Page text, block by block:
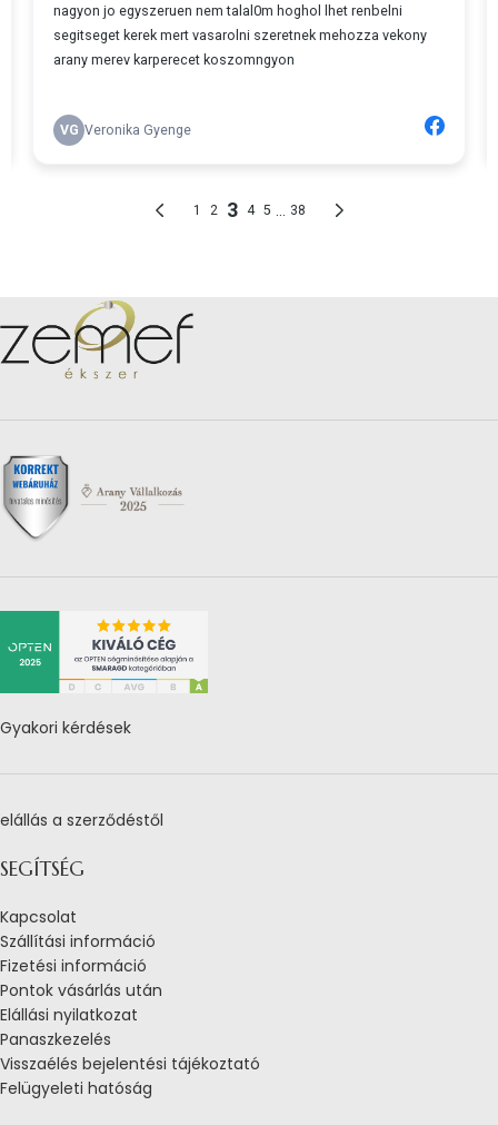
Gyakori kérdések
elállás a szerződéstől
SEGÍTSÉG
Kapcsolat
Szállítási információ
Fizetési információ
Pontok vásárlás után
Elállási nyilatkozat
Panaszkezelés
Visszaélés bejelentési tájékoztató
Felügyeleti hatóság